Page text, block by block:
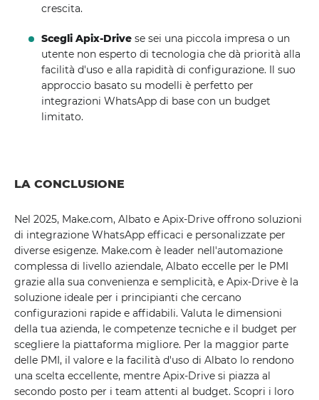
crescita.
Scegli Apix-Drive se sei una piccola impresa o un
utente non esperto di tecnologia che dà priorità alla
facilità d'uso e alla rapidità di configurazione. Il suo
approccio basato su modelli è perfetto per
integrazioni WhatsApp di base con un budget
limitato.
LA CONCLUSIONE
Nel 2025, Make.com, Albato e Apix-Drive offrono soluzioni
di integrazione WhatsApp efficaci e personalizzate per
diverse esigenze. Make.com è leader nell'automazione
complessa di livello aziendale, Albato eccelle per le PMI
grazie alla sua convenienza e semplicità, e Apix-Drive è la
soluzione ideale per i principianti che cercano
configurazioni rapide e affidabili. Valuta le dimensioni
della tua azienda, le competenze tecniche e il budget per
scegliere la piattaforma migliore. Per la maggior parte
delle PMI, il valore e la facilità d'uso di Albato lo rendono
una scelta eccellente, mentre Apix-Drive si piazza al
secondo posto per i team attenti al budget. Scopri i loro